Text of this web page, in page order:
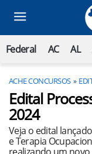
Federal AC AL
ACHE CONCURSOS
Edital
2024
Veja o edital
e Terapia